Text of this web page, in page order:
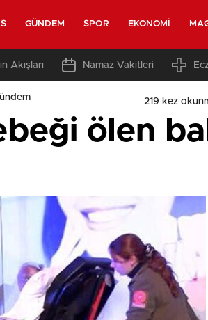
GÜNDEM SPOR EKONOMI
Akışları Namaz Vakitleri
219 kez
ölen